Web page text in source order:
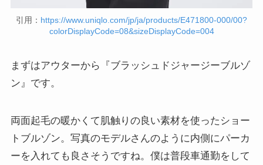
引用： https://www.uniqlo.com/jp/ja/products/E471800-000/00?
colorDisplayCode=08&sizeDisplayCode=004
まずはアウターから『ブラッシュドジャージーブルゾ
ン』です。
両面起毛の暖かくて肌触りの良い素材を使ったショー
トブルゾン。写真のモデルさんのように内側にパーカ
ーを入れても良さそうですね。僕は普段車通勤をして